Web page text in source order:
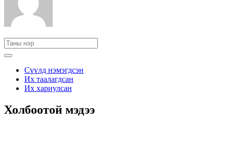
Сүүлд нэмэгдсэн
Их таалагдсан
Их хариулсан
Холбоотой мэдээ